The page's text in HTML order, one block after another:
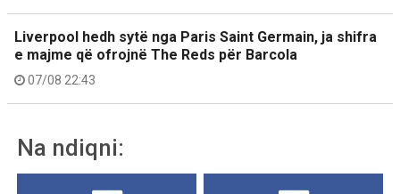
Liverpool hedh sytë nga Paris Saint Germain, ja shifra
e majme që ofrojnë The Reds për Barcola
07/08 22:43
Na ndiqni: